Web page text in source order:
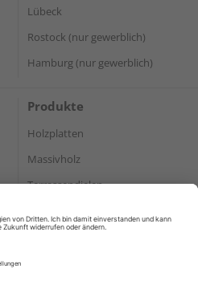
Lübeck
Rostock (nur gewerblich)
Hamburg (nur gewerblich)
Produkte
Holzplatten
Massivholz
Terrassendielen